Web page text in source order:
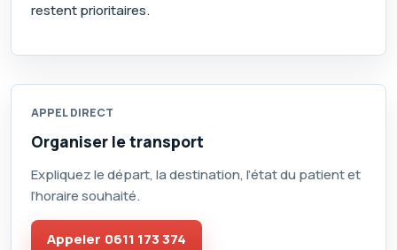
restent prioritaires.
APPEL DIRECT
Organiser le transport
Expliquez le départ, la destination, l’état du patient et
l’horaire souhaité.
Appeler 0611 173 374